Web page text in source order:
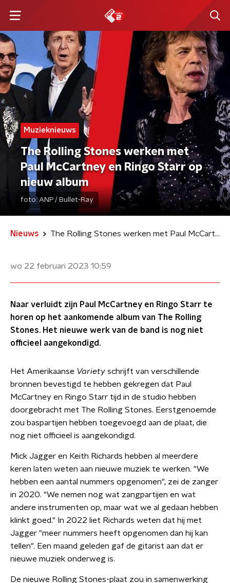
Muzieknieuws
The Rolling Stones werken met
Paul McCartney en Ringo Starr op
nieuw album
foto:ANP / Bullet-Ray
Nieuws The Rolling Stones werken met Paul McCartney en Ringo Starr op nieuw album
wo 22 februari 2023 10:59
Naar verluidt zijn Paul McCartney en Ringo Starr te
horen op het aankomende album van The Rolling
Stones. Het nieuwe werk van de band is nog niet
officieel aangekondigd.
Het Amerikaanse Variety schrijft van verschillende
bronnen bevestigd te hebben gekregen dat Paul
McCartney en Ringo Starr tijd in de studio hebben
doorgebracht met The Rolling Stones. Eerstgenoemde
zou baspartijen hebben toegevoegd aan de plaat, die
nog niet officieel is aangekondigd.
Mick Jagger en Keith Richards hebben al meerdere
keren laten weten aan nieuwe muziek te werken. "We
hebben een aantal nummers opgenomen", zei de zanger
in 2020. "We nemen nog wat zangpartijen en wat
andere instrumenten op, maar wat we al gedaan hebben
klinkt goed." In 2022 liet Richards weten dat hij met
Jagger "meer nummers heeft opgenomen dan hij kan
tellen". Een maand geleden gaf de gitarist aan dat er
nieuwe muziek onderweg is.
De nieuwe Rolling Stones-plaat zou in samenwerking